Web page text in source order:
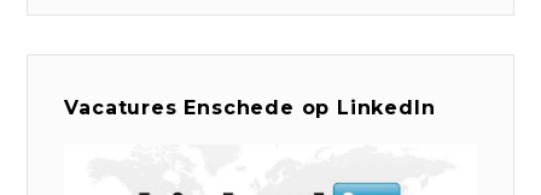
Vacatures Enschede op LinkedIn